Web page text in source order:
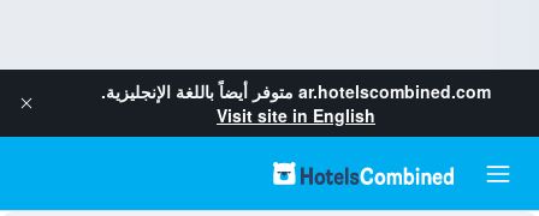
ar.hotelscombined.com متوفر أيضاً باللغة الإنجليزية.
Visit site in English